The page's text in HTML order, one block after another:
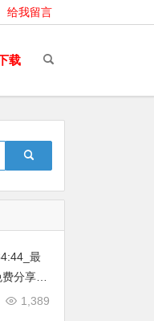
给我留言
载
最
分享…
费分享
1,389